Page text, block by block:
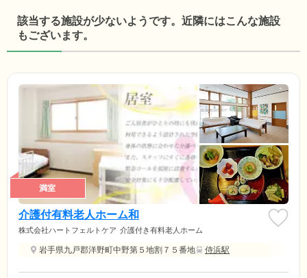
該当する施設が少ないようです。近隣にはこんな施設
もございます。
満室
介護付有料老人ホーム和
株式会社ハートフェルトケア 介護付き有料老人ホーム
岩手県九戸郡洋野町中野第５地割７５番地 侍浜駅